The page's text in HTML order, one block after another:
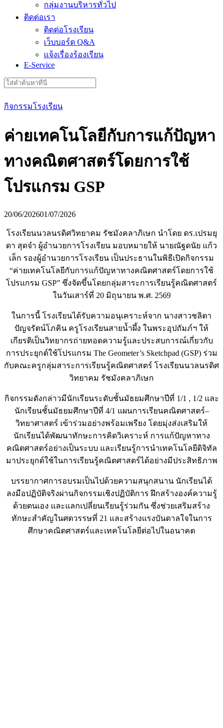
กลุ่มงานบริหารทั่วไป
ติดต่อเรา
ติดต่อโรงเรียน
เว็บบอร์ด Q&A
แจ้งเรื่องร้องเรียน
E-Service
Search
for:
กิจกรรมโรงเรียน
ค่ายเทคโนโลยีกับการแก้ปัญหา
ทางคณิตศาสตร์โดยการใช้
โปรแกรม GSP
20/06/202601/07/2026
โรงเรียนนวลนรดิศวิทยาคม รัชมังคลาภิเษก นำโดย ดร.เปรมยุ
ดา สุดจำ ผู้อำนวยการโรงเรียน มอบหมายให้ นายณัฐดนัย แก้ว
เล็ก รองผู้อำนวยการโรงเรียน เป็นประธานในพิธีเปิดกิจกรรม
“ค่ายเทคโนโลยีกับการแก้ปัญหาทางคณิตศาสตร์โดยการใช้
โปรแกรม GSP” ซึ่งจัดขึ้นโดยกลุ่มสาระการเรียนรู้คณิตศาสตร์
ในวันเสาร์ที่ 20 มิถุนายน พ.ศ. 2569
ในการนี้ โรงเรียนได้รับความอนุเคราะห์จาก นางสาวชลิตา
ปัญจรัตน์โภคิน ครูโรงเรียนสายน้ำผึ้ง ในพระอุปถัมภ์ฯ ให้
เกียรติเป็นวิทยากรถ่ายทอดความรู้และประสบการณ์เกี่ยวกับ
การประยุกต์ใช้โปรแกรม The Geometer’s Sketchpad (GSP) ร่วม
กับคณะครูกลุ่มสาระการเรียนรู้คณิตศาสตร์ โรงเรียนนวลนรดิศ
วิทยาคม รัชมังคลาภิเษก
กิจกรรมดังกล่าวมีนักเรียนระดับชั้นมัธยมศึกษาปีที่ 1/1 , 1/2 และ
นักเรียนชั้นมัธยมศึกษาปีที่ 4/1 แผนการเรียนคณิตศาสตร์–
วิทยาศาสตร์ เข้าร่วมอย่างพร้อมเพรียง โดยมุ่งส่งเสริมให้
นักเรียนได้พัฒนาทักษะการคิดวิเคราะห์ การแก้ปัญหาทาง
คณิตศาสตร์อย่างเป็นระบบ และเรียนรู้การนำเทคโนโลยีดิจิทัล
มาประยุกต์ใช้ในการเรียนรู้คณิตศาสตร์ได้อย่างมีประสิทธิภาพ
บรรยากาศการอบรมเป็นไปด้วยความสนุกสนาน นักเรียนได้
ลงมือปฏิบัติจริงผ่านกิจกรรมเชิงปฏิบัติการ ฝึกสร้างองค์ความรู้
ด้วยตนเอง และแลกเปลี่ยนเรียนรู้ร่วมกัน ซึ่งช่วยเสริมสร้าง
ทักษะสำคัญในศตวรรษที่ 21 และสร้างแรงบันดาลใจในการ
ศึกษาคณิตศาสตร์และเทคโนโลยีต่อไปในอนาคต